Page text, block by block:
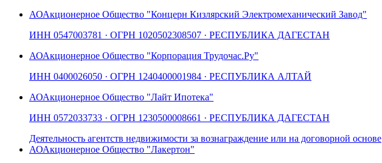
АОАкционерное Общество "Концерн Кизлярский Электромеханический Завод"
ИНН 0547003781 · ОГРН 1020502308507 · РЕСПУБЛИКА ДАГЕСТАН
АОАкционерное Общество "Корпорация Трудочас.Ру"
ИНН 0400026050 · ОГРН 1240400001984 · РЕСПУБЛИКА АЛТАЙ
АОАкционерное Общество "Лайт Ипотека"
ИНН 0572033733 · ОГРН 1230500008661 · РЕСПУБЛИКА ДАГЕСТАН
Деятельность агентств недвижимости за вознаграждение или на договорной основе
АОАкционерное Общество "Лакертон"